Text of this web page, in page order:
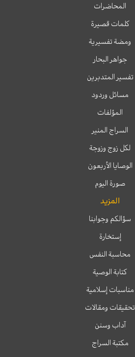
المحاضرات
كلمات قصيرة
ومضة تفسيرية
جواهر البحار
تفسير المتدبرين
مسائل وردود
المؤلفات
السراج المنير
لكل زوج وزوجة
الوصايا الأربعون
صورة اليوم
المزيد
سؤالكم وجوابنا
إستخارة
محاسبة النفس
كتابة الوصية
مناسبات إسلامية
تحقيقات ومقالات
آداب وسنن
مكتبة السراج